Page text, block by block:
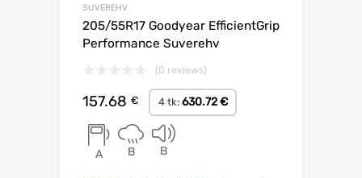
SUVEREHV
205/55R17 Goodyear EfficientGrip
Performance Suverehv
(0 reviews)
157.68 € 4 tk: 630.72 €
A B B